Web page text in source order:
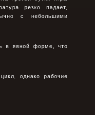
резко падает,
с небольшими
в явной форме, что
однако рабочие